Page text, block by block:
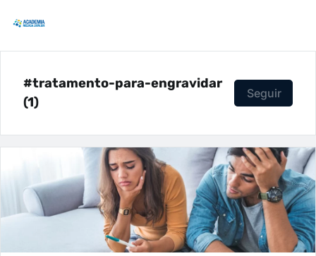
#tratamento-para-engravidar
(1)
Seguir